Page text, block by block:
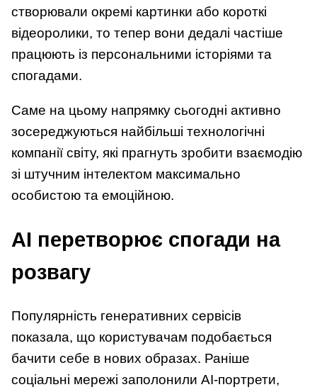
створювали окремі картинки або короткі
відеоролики, то тепер вони дедалі частіше
працюють із персональними історіями та
спогадами.
Саме на цьому напрямку сьогодні активно
зосереджуються найбільші технологічні
компанії світу, які прагнуть зробити взаємодію
зі штучним інтелектом максимально
особистою та емоційною.
AI перетворює спогади на
розвагу
Популярність генеративних сервісів
показала, що користувачам подобається
бачити себе в нових образах. Раніше
соціальні мережі заполонили AI-портрети,